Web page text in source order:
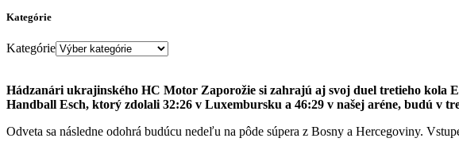
Kategórie
Kategórie
Hádzanári ukrajinského HC Motor Zaporožie si zahrajú aj svoj duel tretieho kola
Handball Esch, ktorý zdolali 32:26 v Luxembursku a 46:29 v našej aréne, budú v
Odveta sa následne odohrá budúcu nedeľu na pôde súpera z Bosny a Hercegoviny.